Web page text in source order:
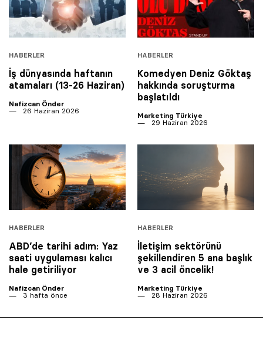
HABERLER
İş dünyasında haftanın
atamaları (13-26 Haziran)
Nafizcan Önder
26 Haziran 2026
HABERLER
Komedyen Deniz Göktaş
hakkında soruşturma
başlatıldı
Marketing Türkiye
29 Haziran 2026
HABERLER
ABD’de tarihi adım: Yaz
saati uygulaması kalıcı
hale getiriliyor
Nafizcan Önder
3 hafta önce
HABERLER
İletişim sektörünü
şekillendiren 5 ana başlık
ve 3 acil öncelik!
Marketing Türkiye
28 Haziran 2026